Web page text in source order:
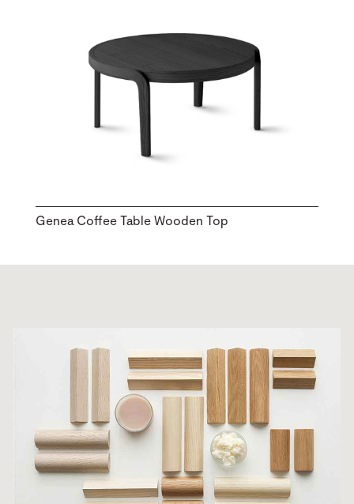
Genea Coffee Table Wooden Top